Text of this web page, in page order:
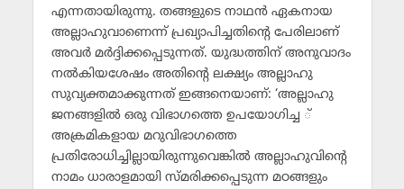
എന്നതായിരുന്നു. തങ്ങളുടെ നാഥന്‍ ഏകനായ
അല്ലാഹുവാണെന്ന് പ്രഖ്യാപിച്ചതിന്റെ പേരിലാണ്
അവര്‍ മര്‍ദ്ദിക്കപ്പെടുന്നത്. യുദ്ധത്തിന് അനുവാദം
നല്‍കിയശേഷം അതിന്റെ ലക്ഷ്യം അല്ലാഹു
സുവ്യക്തമാക്കുന്നത് ഇങ്ങനെയാണ്: ‘അല്ലാഹു
ജനങ്ങളില്‍ ഒരു വിഭാഗത്തെ ഉപയോഗിച്ച ്
അക്രമികളായ മറുവിഭാഗത്തെ
പ്രതിരോധിച്ചില്ലായിരുന്നുവെങ്കില്‍ അല്ലാഹുവിന്റെ
നാമം ധാരാളമായി സ്മരിക്കപ്പെടുന്ന മഠങ്ങളും